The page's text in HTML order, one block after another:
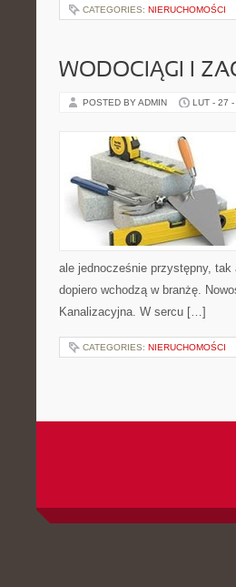
CATEGORIES: NIERUCHOMOŚCI
WODOCIĄGI I
POSTED BY ADMIN LUT - 27
ale jednocześnie przystępny,
dopiero wchodzą w branżę.
Kanalizacyjna. W sercu […]
CATEGORIES: NIERUCHOMOŚCI